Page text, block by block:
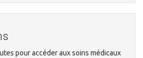
pour accéder aux soins médicaux